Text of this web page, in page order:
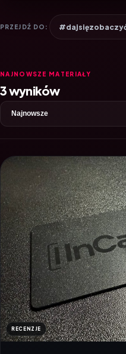
PRZEJDŹ DO:
NAJNOWSZE MATERIAŁY
3 wyników
RECENZJE